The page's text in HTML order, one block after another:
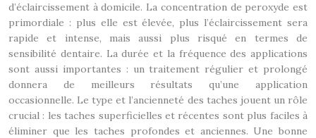
d’éclaircissement à domicile. La concentration de peroxyde est
primordiale : plus elle est élevée, plus l’éclaircissement sera
rapide et intense, mais aussi plus risqué en termes de
sensibilité dentaire. La durée et la fréquence des applications
sont aussi importantes : un traitement régulier et prolongé
donnera de meilleurs résultats qu’une application
occasionnelle. Le type et l’ancienneté des taches jouent un rôle
crucial : les taches superficielles et récentes sont plus faciles à
éliminer que les taches profondes et anciennes. Une bonne